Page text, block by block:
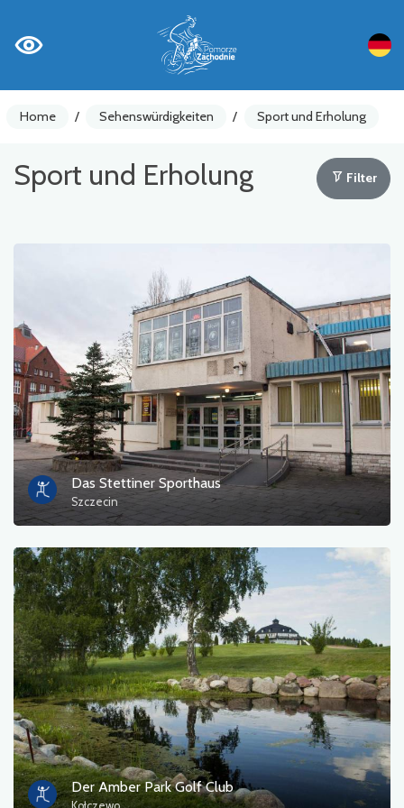
Home / Sehenswürdigkeiten / Sport und Erholung
Sport und Erholung Filter
Das Stettiner Sporthaus
Szczecin
Der Amber Park Golf Club
Sehenswürdigkeiten
Gastronomie
Touristeninformation
Badebereiche
Kultur und Unterhaltung
Rastplatz
Militär
Museum
Unterkunft
Campingplätze
Denkmäler, Skulpturen, Wandmalereien